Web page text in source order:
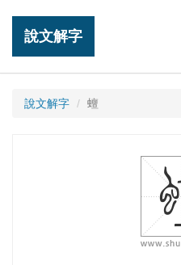
說文解字
說文解字 蟺